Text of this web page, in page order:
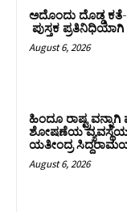
ಅದೊಂದು ದೊಡ್ಡ
ಪುಸ್ತಕ
August 6, 2026
ಹಿಂದೂ
ಶೋಷಣೆಯ
ಯತೀಂದ್ರ
August 6, 2026